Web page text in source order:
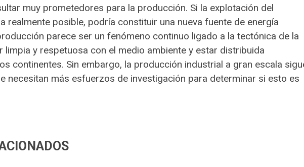
muy prometedores para la producción. Si la explotación del
realmente posible, podría constituir una nueva fuente de energía
parece ser un fenómeno continuo ligado a la tectónica de la
limpia y respetuosa con el medio ambiente y estar distribuida
continentes. Sin embargo, la producción industrial a gran escala
necesitan más esfuerzos de investigación para determinar si esto es